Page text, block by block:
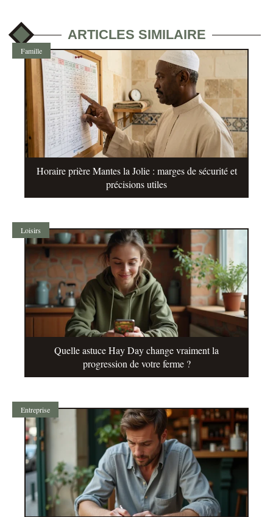
ARTICLES SIMILAIRE
Famille
Horaire prière Mantes la Jolie : marges de sécurité et
précisions utiles
Loisirs
Quelle astuce Hay Day change vraiment la
progression de votre ferme ?
Entreprise